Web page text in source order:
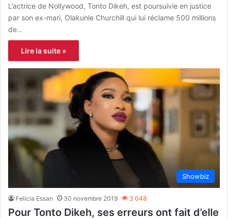
L’actrice de Nollywood, Tonto Dikeh, est poursuivie en justice
par son ex-mari, Olakunle Churchill qui lui réclame 500 millions
de…
Lire la suite »
Showbiz
Felicia Essan 30 novembre 2019 3 048
Pour Tonto Dikeh, ses erreurs ont fait d’elle